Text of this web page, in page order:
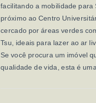
facilitando a mobilidade para
próximo ao Centro
cercado por áreas verdes
Tsu, ideais para lazer ao ar
Se você procura um imóvel
qualidade de vida, esta é